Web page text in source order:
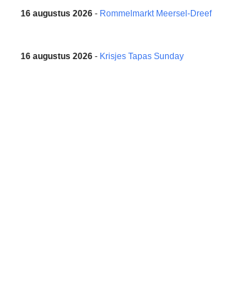
16 augustus 2026- Rommelmarkt Meersel-Dreef
16 augustus 2026- Krisjes Tapas Sunday